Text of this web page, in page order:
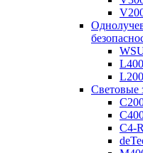
Световые
C4-